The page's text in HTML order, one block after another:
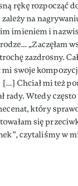
rękę rozpocząć
na
imieniem i
„Zaczęłam
zazdrosny.
swoje
Chciał mi też
rady. Wtedy
który
się
czytaliśmy w